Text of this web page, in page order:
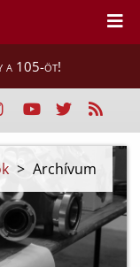
a 105-öt!
> Archívum